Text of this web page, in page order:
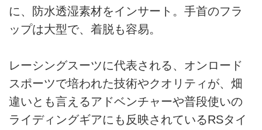
に、防水透湿素材をインサート。手首のフラ
ップは大型で、着脱も容易。
レーシングスーツに代表される、オンロード
スポーツで培われた技術やクオリティが、畑
違いとも言えるアドベンチャーや普段使いの
ライディングギアにも反映されているRSタイ